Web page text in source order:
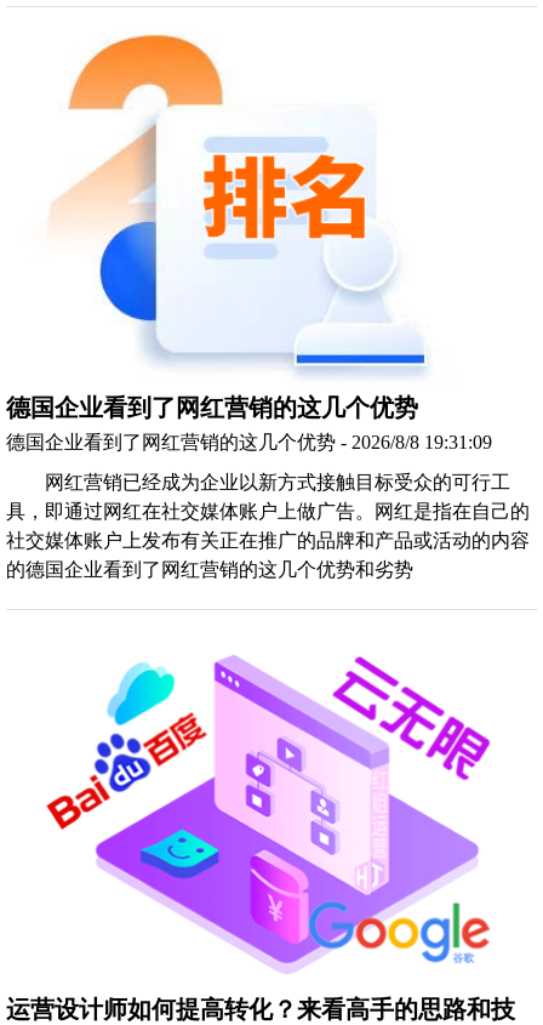
德国企业看到了网红营销的这几个优势
德国企业看到了网红营销的这几个优势 - 2026/8/8 19:31:09
网红营销已经成为企业以新方式接触目标受众的可行工
具，即通过网红在社交媒体账户上做广告。网红是指在自己的
社交媒体账户上发布有关正在推广的品牌和产品或活动的内容
的德国企业看到了网红营销的这几个优势和劣势
运营设计师如何提高转化？来看高手的思路和技